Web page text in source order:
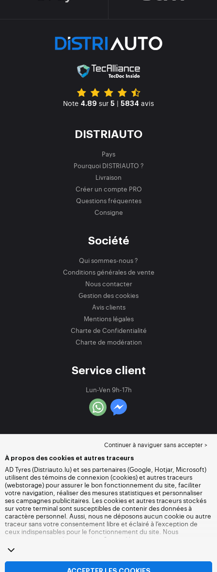
Note 4.89 sur 5 | 5834 avis
DISTRIAUTO
Pays
Pourquoi DISTRIAUTO ?
Livraison
Créer un compte PRO
Questions fréquentes
Consigne
Société
Qui sommes-nous ?
Conditions générales de vente
Nous contacter
Gestion des cookies
Avis clients
Mentions légales
Charte de Confidentialité
Charte de modération
Service client
Lun-Ven 9h-17h
Continuer à naviguer sans accepter >
À propos des cookies et autres traceurs
AD Tyres (Distriauto.lu) et ses partenaires (Google, Hotjar, Microsoft)
utilisent des témoins de connexion (cookies) et autres traceurs
(webstorage) pour assurer le bon fonctionnement du site, faciliter
votre navigation, réaliser des mesures statistiques et personnaliser
ses campagnes publicitaires. Les cookies et autres traceurs stockés
sur votre terminal sont susceptibles de contenir des données à
caractère personnel. Aussi, nous ne déposons aucun cookie ou autre
traceur sans votre consentement libre et éclairé à l’exception de
ceux indispensables pour le fonctionnement du site. Nous
conservons votre choix pendant 6 mois. Vous pouvez retirer votre
consentement à tout moment en vous rendant sur la
autres traceurs
accepter le dépôt de cookies ou autres traceurs. Le refus ne fait pas
obstacle à l’accès aux services Distriauto.lu. Pour plus d’informations,